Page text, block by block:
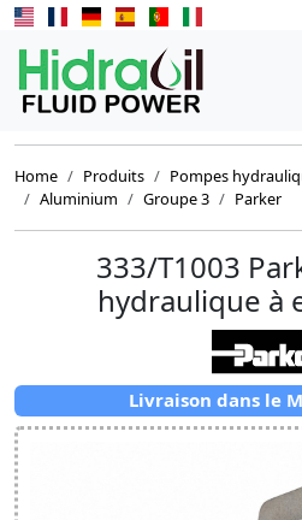
Home Produits Pompes
Aluminium
Groupe 3 Parker
333/T1003
hydraulique à
Livraison dans le